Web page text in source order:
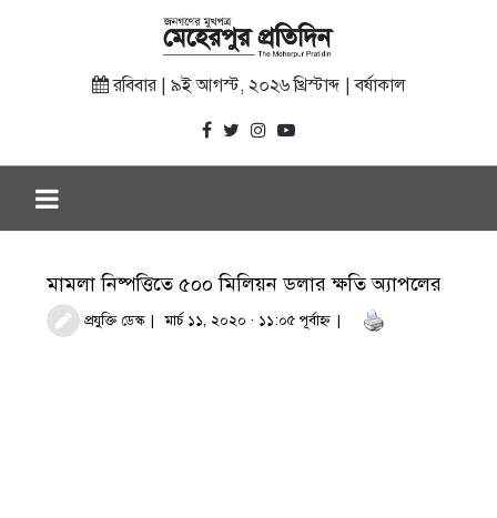
রবিবার | ৯ই আগস্ট, ২০২৬ খ্রিস্টাব্দ | বর্ষাকাল
মামলা নিষ্পত্তিতে ৫০০ মিলিয়ন ডলার ক্ষতি অ্যাপলের
প্রযুক্তি ডেস্ক মার্চ ১১, ২০২০ · ১১:০৫ পূর্বাহ্ণ